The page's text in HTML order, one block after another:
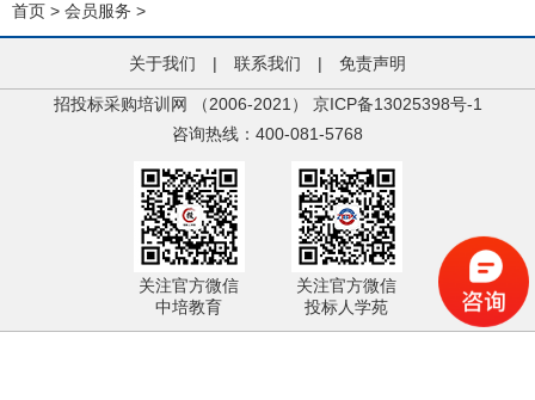
首页 > 会员服务 >
关于我们 | 联系我们 | 免责声明
招投标采购培训网 （2006-2021） 京ICP备13025398号-1
咨询热线：400-081-5768
关注官方微信
中培教育
关注官方微信
投标人学苑